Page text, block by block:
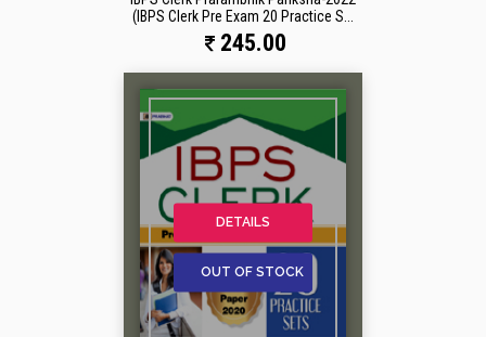
(IBPS Clerk Pre Exam 20 Practice S...
245.00
DETAILS
OUT OF STOCK